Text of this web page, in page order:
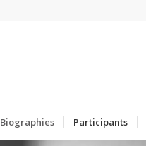
Biographies Participants